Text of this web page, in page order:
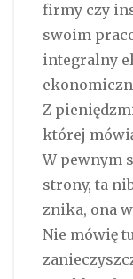
firmy czy
swoim
integralny
Z
której
W pewnym
strony, ta
znika, ona
Nie mówię